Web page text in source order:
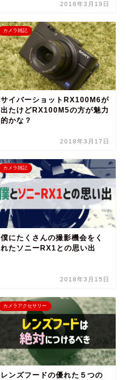
2018年3月19日
カメラ雑記
サイバーショットRX100M6が
出たけどRX100M5の方が魅力
的かな？
2018年3月17日
カメラ雑記
僕にたくさんの撮影機会をく
れたソニーRX1との思い出
2018年3月15日
カメラアクセサリー
レンズフードの優れた５つの